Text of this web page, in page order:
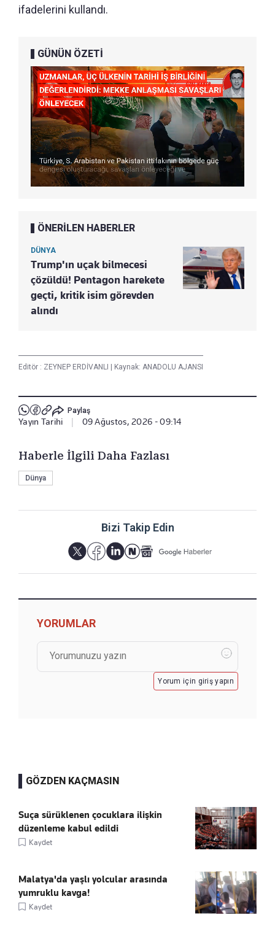
ifadelerini kullandı.
GÜNÜN ÖZETİ
ÖNERİLEN HABERLER
DÜNYA
Trump'ın uçak bilmecesi
çözüldü! Pentagon harekete
geçti, kritik isim görevden
alındı
Editör : ZEYNEP ERDİVANLI Kaynak: ANADOLU AJANSI
Paylaş
Yayın Tarihi 09 Ağustos, 2026 - 09:14
Haberle İlgili Daha Fazlası
Dünya
Bizi Takip Edin
YORUMLAR
Yorum için giriş yapın
GÖZDEN KAÇMASIN
Suça sürüklenen çocuklara ilişkin
düzenleme kabul edildi
Kaydet
Malatya'da yaşlı yolcular arasında
yumruklu kavga!
Kaydet